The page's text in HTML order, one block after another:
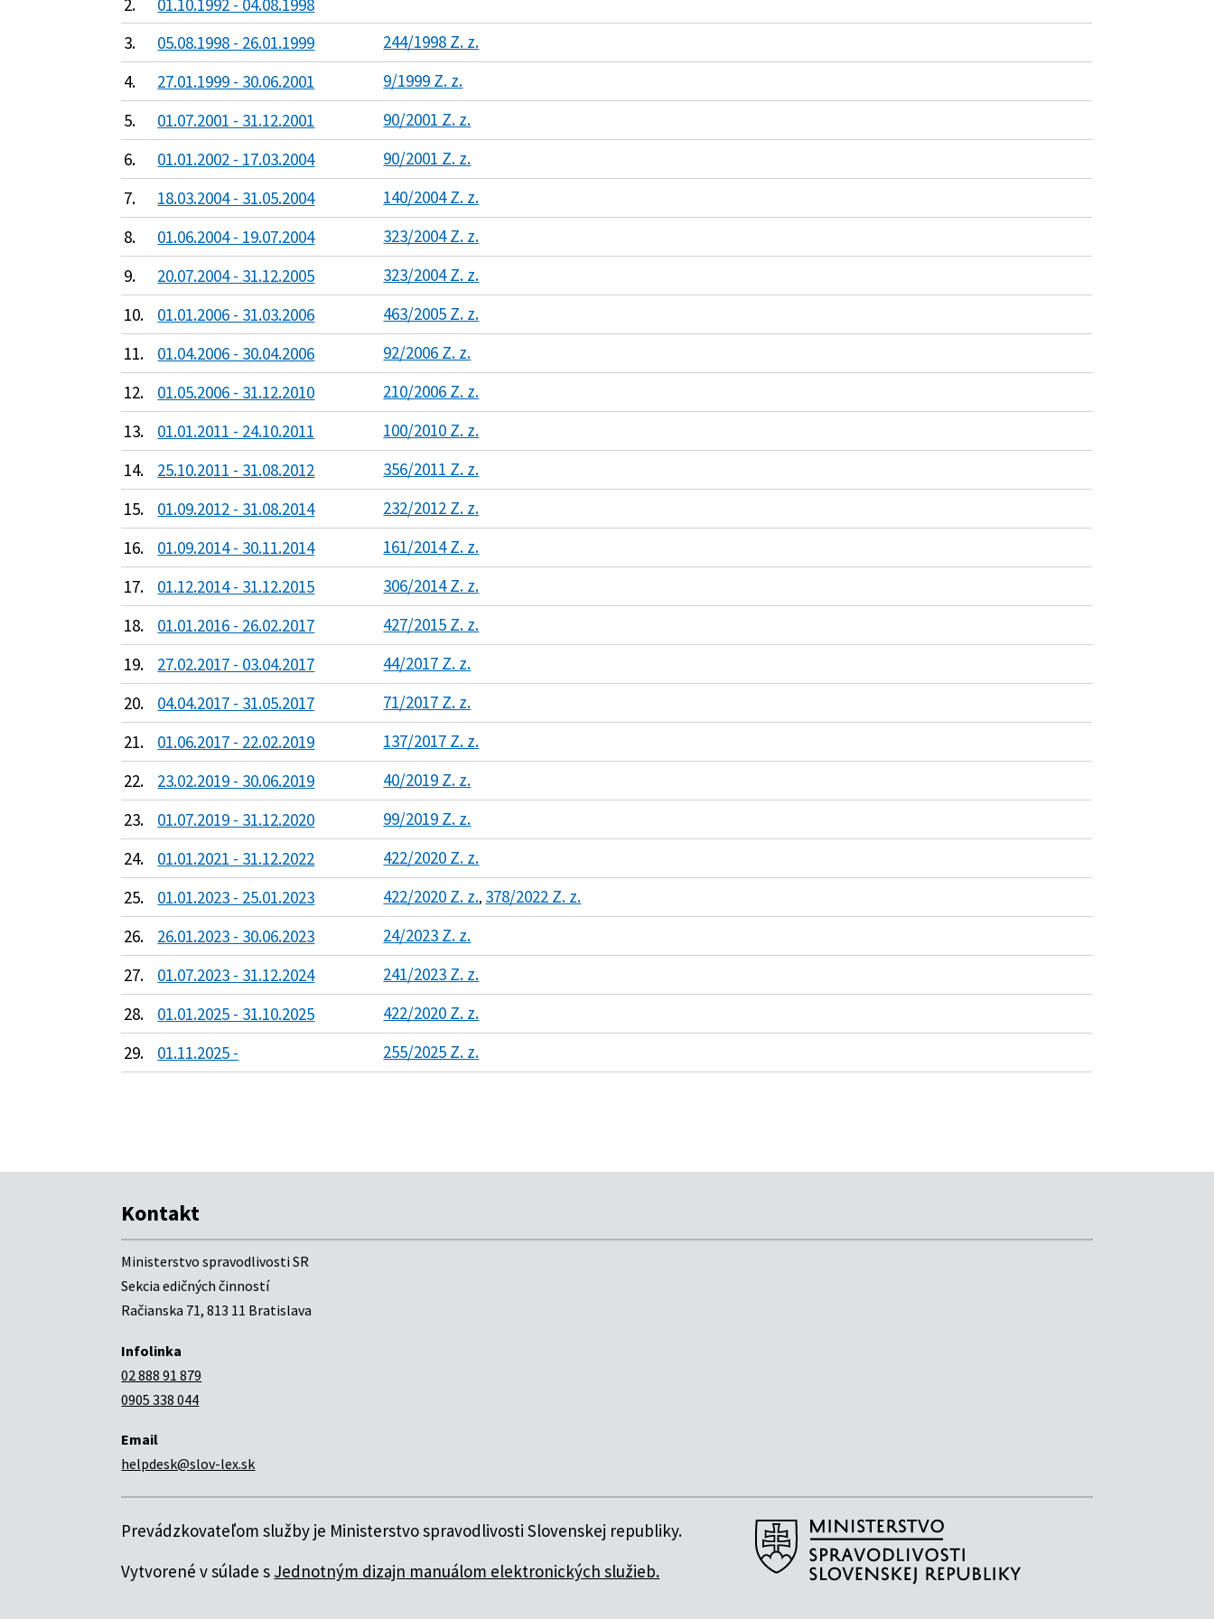
3.
05.08.1998 - 26.01.1999
244/1998 Z. z.
4.
27.01.1999 - 30.06.2001
9/1999 Z. z.
5.
01.07.2001 - 31.12.2001
90/2001 Z. z.
6.
01.01.2002 - 17.03.2004
90/2001 Z. z.
7.
18.03.2004 - 31.05.2004
140/2004 Z. z.
8.
01.06.2004 - 19.07.2004
323/2004 Z. z.
9.
20.07.2004 - 31.12.2005
323/2004 Z. z.
10.
01.01.2006 - 31.03.2006
463/2005 Z. z.
11.
01.04.2006 - 30.04.2006
92/2006 Z. z.
12.
01.05.2006 - 31.12.2010
210/2006 Z. z.
13.
01.01.2011 - 24.10.2011
100/2010 Z. z.
14.
25.10.2011 - 31.08.2012
356/2011 Z. z.
15.
01.09.2012 - 31.08.2014
232/2012 Z. z.
16.
01.09.2014 - 30.11.2014
161/2014 Z. z.
17.
01.12.2014 - 31.12.2015
306/2014 Z. z.
18.
01.01.2016 - 26.02.2017
427/2015 Z. z.
19.
27.02.2017 - 03.04.2017
44/2017 Z. z.
20.
04.04.2017 - 31.05.2017
71/2017 Z. z.
21.
01.06.2017 - 22.02.2019
137/2017 Z. z.
22.
23.02.2019 - 30.06.2019
40/2019 Z. z.
23.
01.07.2019 - 31.12.2020
99/2019 Z. z.
24.
01.01.2021 - 31.12.2022
422/2020 Z. z.
25.
01.01.2023 - 25.01.2023 422/2020 Z. z., 378/2022 Z. z.
26.
26.01.2023 - 30.06.2023
24/2023 Z. z.
27.
01.07.2023 - 31.12.2024
241/2023 Z. z.
28.
01.01.2025 - 31.10.2025
422/2020 Z. z.
29.
01.11.2025 - 255/2025 Z. z.
Kontakt
Ministerstvo spravodlivosti SR
Sekcia edičných činností
Račianska 71, 813 11 Bratislava
Infolinka
02 888 91 879
0905 338 044
Email
helpdesk@slov-lex.sk
Prevádzkovateľom služby je Ministerstvo spravodlivosti Slovenskej republiky.
Vytvorené v súlade s Jednotným dizajn manuálom elektronických služieb.